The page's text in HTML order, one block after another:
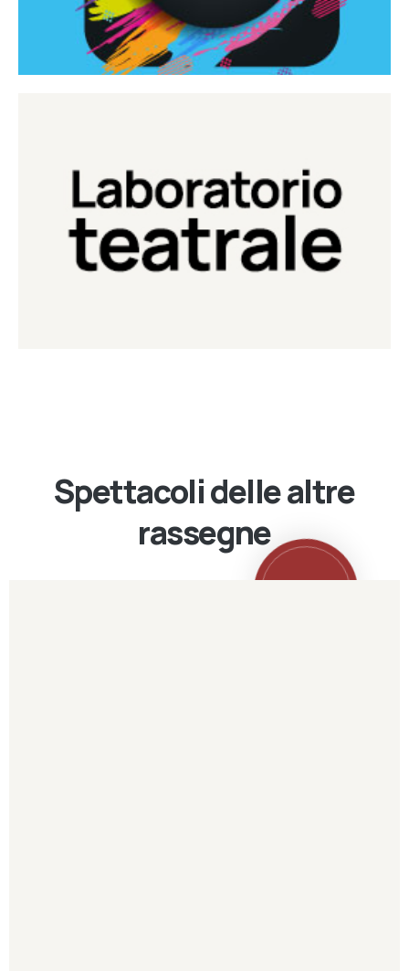
Laboratorio Teatrale
Laboratorio di teatro del Teatro Eduardo de Filippo
Continua
Spettacoli delle altre
rassegne